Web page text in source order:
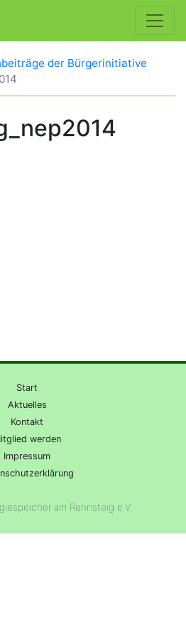
der Bürgerinitiative
Start
Aktuelles
Kontakt
werden
Impressum
am Rennsteig e.V.